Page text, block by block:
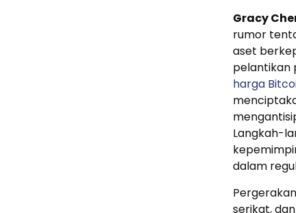
Gracy
rumor
aset
pelantikan
harga
Langkah-
dalam
serikat,